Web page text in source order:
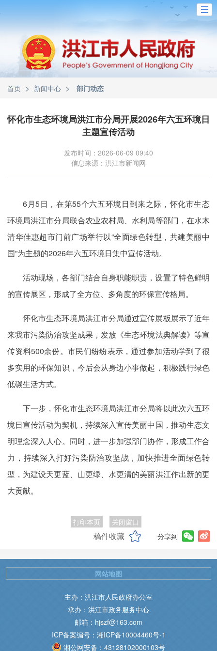
首页 > 新闻中心 > 部门动态
怀化市生态环境局洪江市分局开展2026年六五环境日
主题宣传活动
发布时间：2026-06-09 09:40
信息来源：洪江市新闻网
6月5日，在第55个六五环境日到来之际，怀化市生态
环境局洪江市分局联合农业农村局、水利局等部门，在水木
清华佳惠超市门前广场举行以“全面绿色转型，共建美丽中
国”为主题的2026年六五环境日集中宣传活动。
活动现场，各部门结合自身职能职责，设置了特色鲜明
的宣传展区，形成了全方位、多角度的环保宣传格局。
怀化市生态环境局洪江市分局通过宣传展板展示了近年
来我市污染防治攻坚成果，发放《生态环境法典解读》等宣
传资料500余份。市民们纷纷表示，通过参加活动学到了很
多实用的环保知识，今后会从身边小事做起，积极践行绿色
低碳生活方式。
下一步，怀化市生态环境局洪江市分局将以此次六五环
境日宣传活动为契机，持续深入宣传美丽中国，推动生态文
明理念深入人心。同时，进一步加强部门协作，形成工作合
力，持续深入打好污染防治攻坚战，加快推进全面绿色转
型，为建设天更蓝、山更绿、水更清的美丽洪江作出新的更
大贡献。
打印本页 关闭窗口
稿件收藏 分享到
主办：洪江市人民政府办公室
承办：洪江市政务服务中心
邮箱：hjszf@163.com
ICP备案编号：湘ICP备10004460号-1
湘公网安备：43128102000103号
网站地图